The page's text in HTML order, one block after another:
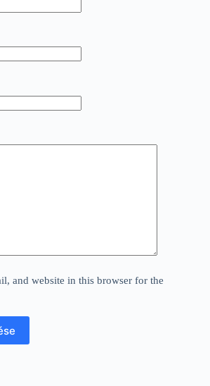
and website in this browser for the